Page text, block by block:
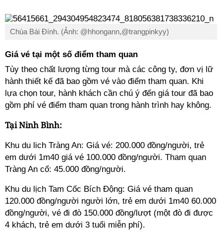
Chùa Bái Đính. (Ảnh: @hhongann,@trangpinkyy)
Giá vé tại một số điểm tham quan
Tùy theo chất lượng từng tour mà các công ty, đơn vị lữ
hành thiết kế đã bao gồm vé vào điểm tham quan. Khi
lựa chọn tour, hành khách cần chú ý đến giá tour đã bao
gồm phí vé điểm tham quan trong hành trình hay không.
Tại Ninh Bình:
Khu du lich Tràng An: Giá vé: 200.000 đồng/người, trẻ
em dưới 1m40 giá vé 100.000 đồng/người. Tham quan
Tràng An cổ: 45.000 đồng/người.
Khu du lịch Tam Cốc Bích Động: Giá vé tham quan
120.000 đồng/người người lớn, trẻ em dưới 1m40 60.000
đồng/người, vé đi đò 150.000 đồng/lượt (một đò đi được
4 khách, trẻ em dưới 3 tuổi miễn phí).